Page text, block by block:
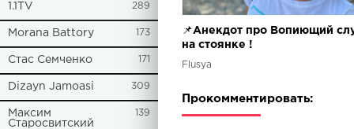
1.1TV 289
Morana Battory 173
Стас Семченко 171
Dizayn Jamoasi 309
Максим
Старосвитский
139
📌Анекдот про Вопиющий
на стоянке !
Flusya
Прокомментировать: